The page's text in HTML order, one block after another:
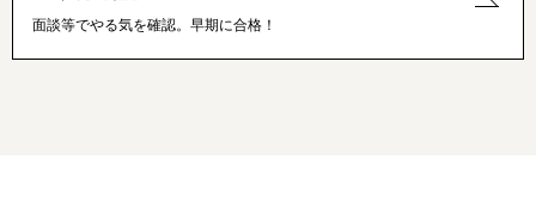
面談等でやる気を確認。早期に合格！